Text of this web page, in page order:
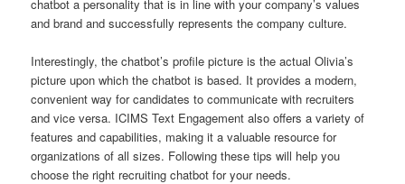
chatbot a personality that is in line with your company’s values
and brand and successfully represents the company culture.
Interestingly, the chatbot’s profile picture is the actual Olivia’s
picture upon which the chatbot is based. It provides a modern,
convenient way for candidates to communicate with recruiters
and vice versa. ICIMS Text Engagement also offers a variety of
features and capabilities, making it a valuable resource for
organizations of all sizes. Following these tips will help you
choose the right recruiting chatbot for your needs.